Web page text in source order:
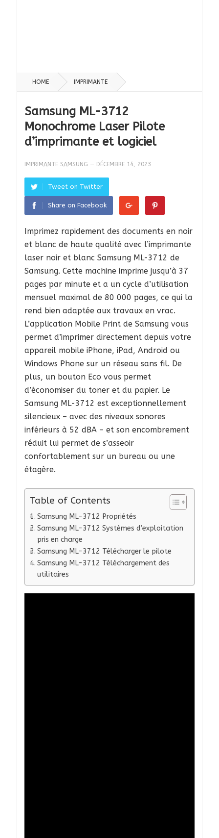
HOME IMPRIMANTE
Samsung ML-3712
Monochrome Laser Pilote
d’imprimante et logiciel
IMPRIMANTE SAMSUNG — DÉCEMBRE 14, 2023
Tweet on Twitter
Share on Facebook
Imprimez rapidement des documents en noir
et blanc de haute qualité avec l’imprimante
laser noir et blanc Samsung ML-3712 de
Samsung. Cette machine imprime jusqu’à 37
pages par minute et a un cycle d’utilisation
mensuel maximal de 80 000 pages, ce qui la
rend bien adaptée aux travaux en vrac.
L’application Mobile Print de Samsung vous
permet d’imprimer directement depuis votre
appareil mobile iPhone, iPad, Android ou
Windows Phone sur un réseau sans fil. De
plus, un bouton Eco vous permet
d’économiser du toner et du papier. Le
Samsung ML-3712 est exceptionnellement
silencieux – avec des niveaux sonores
inférieurs à 52 dBA – et son encombrement
réduit lui permet de s’asseoir
confortablement sur un bureau ou une
étagère.
Table of Contents
Samsung ML-3712 Propriétés
Samsung ML-3712 Systèmes d’exploitation
pris en charge
Samsung ML-3712 Télécharger le pilote
Samsung ML-3712 Téléchargement des
utilitaires